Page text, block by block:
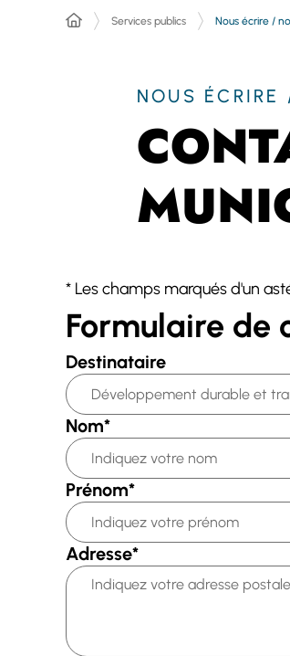
Services publics Nous écrire /
NOUS
* Les champs marqués d'un
Formulaire de
Destinataire
Nom*
Prénom*
Adresse*